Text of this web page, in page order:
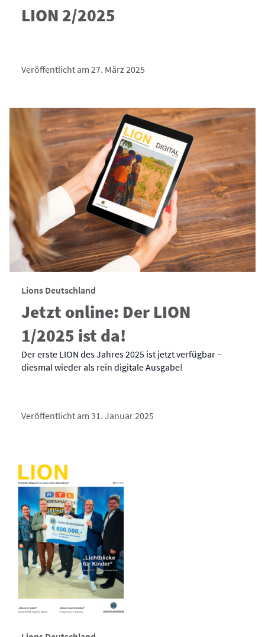
LION 2/2025
Veröffentlicht am 27. März 2025
Lions Deutschland
Jetzt online: Der LION
1/2025 ist da!
Der erste LION des Jahres 2025 ist jetzt verfügbar –
diesmal wieder als rein digitale Ausgabe!
Veröffentlicht am 31. Januar 2025